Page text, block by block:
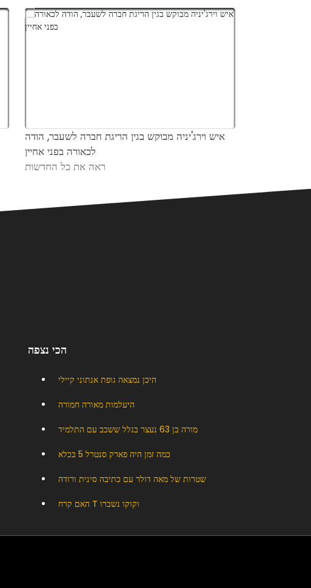
איש וירג'יניה מבוקש בגין הריגת חברה לשעבר, הודה
לכאורה בפני אחיין
ראה את כל החדשות
הכי נצפה
היכן נמצאה גופת אנתוני קיילי
היעלמות מאורה חמורה
מורה בן 63 נעצר בגלל ששכב עם התלמיד
כמה זמן היה פארק סנטרל 5 בכלא
שטרות של מאה דולר עם כתיבה סינית ורודה
האם קרח T וקוקו נשברו